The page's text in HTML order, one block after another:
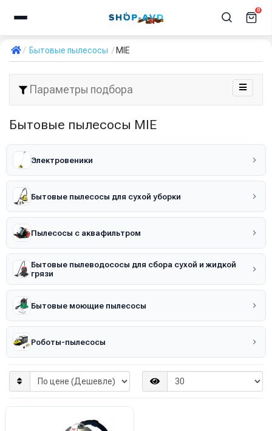
0
Бытовые пылесосы MIE
Параметры подбора
Бытовые пылесосы MIE
Электровеники
Бытовые пылесосы для сухой уборки
Пылесосы с аквафильтром
Бытовые пылеводососы для сбора сухой и жидкой
грязи
Бытовые моющие пылесосы
Роботы-пылесосы